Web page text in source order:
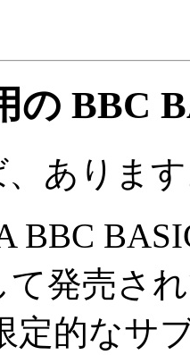
の BBC
ありま
BBC
て発売さ
定的なサ